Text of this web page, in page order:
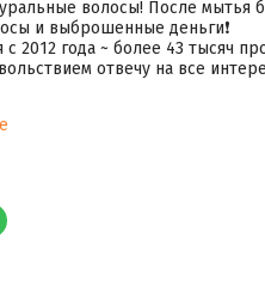
волосы! После мытья
и выброшенные деньги❗
с 2012 года ~ более 43 тысяч
отвечу на все